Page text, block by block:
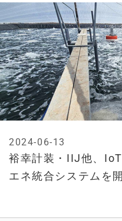
裕幸計装・IIJ他、
エネ統合システムを
2024-06-13